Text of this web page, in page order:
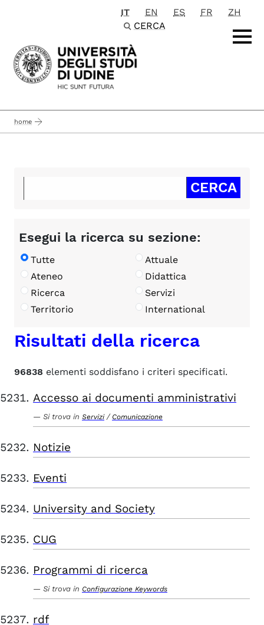
Passa al contenuto principale
IT EN ES FR
ZH
CERCA
home
Esegui la ricerca su sezione:
Tutte
Attuale
Ateneo
Didattica
Ricerca
Servizi
Territorio
International
Risultati della ricerca
96838 elementi soddisfano i criteri specificati.
Accesso ai documenti amministrativi
Si trova in Servizi / Comunicazione
Notizie
Eventi
University and Society
CUG
Programmi di ricerca
Si trova in Configurazione Keywords
rdf